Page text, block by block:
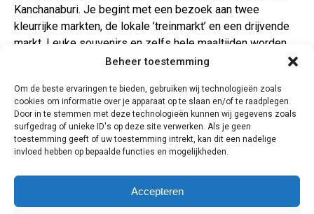
Beheer toestemming
Om de beste ervaringen te bieden, gebruiken wij technologieën zoals
cookies om informatie over je apparaat op te slaan en/of te raadplegen.
Door in te stemmen met deze technologieën kunnen wij gegevens zoals
surfgedrag of unieke ID's op deze site verwerken. Als je geen
toestemming geeft of uw toestemming intrekt, kan dit een nadelige
invloed hebben op bepaalde functies en mogelijkheden.
Accepteren
Kanchanaburi. Je begint met een bezoek aan twee
kleurrijke markten, de lokale ’treinmarkt’ en een drijvende
markt. Leuke souvenirs en zelfs hele maaltijden worden
vanaf bootjes verkocht. Ook ga je naar de ‘Bridge over the
locaties van Thailand: de River Kwai Jungle Rafts. Dit
drijvende hotel ligt in een prachtige vallei en wordt ’s
avonds verlicht met olielampen.Daarnaast breng je een
bezoek aan Elephants World, je leert hoe je eten voor ze
maakt en aan het einde van de dag mag je heerlijk met ze
badderen.
3 dagen